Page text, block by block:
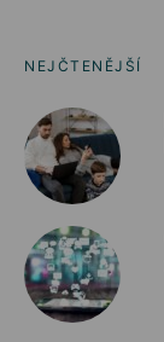
NEJČTENĚJŠÍ